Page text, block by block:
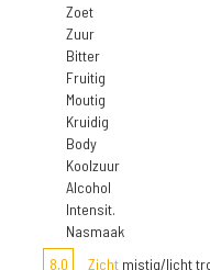
Zoet
Zuur
Bitter
Fruitig
Moutig
Kruidig
Body
Koolzuur
Alcohol
Intensit.
Nasmaak
8,0
Zicht mistig/licht